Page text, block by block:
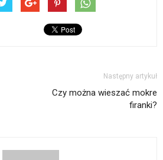
Następny artykuł
Czy można wieszać mokre
firanki?